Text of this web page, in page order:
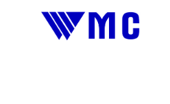
В связи с высокой
отпускных цен
цены на металл